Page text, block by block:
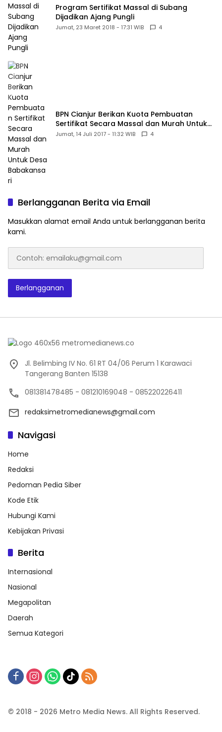
Program Sertifikat Massal di Subang
Dijadikan Ajang Pungli
Jumat, 23 Maret 2018 - 17:31 WIB 4
BPN Cianjur Berikan Kuota Pembuatan
Sertifikat Secara Massal dan Murah Untuk
Desa Babakansari
Jumat, 14 Juli 2017 - 11:32 WIB 4
Berlangganan Berita via Email
Masukkan alamat email Anda untuk berlangganan berita
kami.
emailaku@gmail.com
Berlangganan
Jl. Belimbing IV No. 61 RT 04/06 Perum 1 Karawaci
Tangerang Banten 15138
081381478485 - 081210169048 - 085220226411
redaksimetromedianews@gmail.com
Navigasi
Home
Redaksi
Pedoman Pedia Siber
Kode Etik
Hubungi Kami
Kebijakan Privasi
Berita
Internasional
Nasional
Megapolitan
Daerah
Semua Kategori
© 2018 - 2026 Metro Media News. All Rights Reserved.